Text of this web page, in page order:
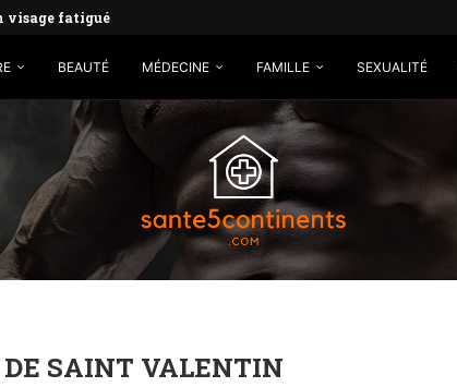
visage fatigué
BEAUTÉ MÉDECINE FAMILLE SEXUALITÉ
SAINT VALENTIN